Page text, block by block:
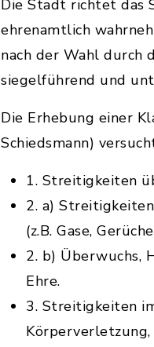
Die Stadt richtet das
ehrenamtlich
nach der Wahl durch
siegelführend und
Die Erhebung einer
Schiedsmann)
1. Streitigkeiten
2. a)
(z.B. Gase,
2. b) Überwuchs,
Ehre.
3. Streitigkeiten
Körperverletzung,